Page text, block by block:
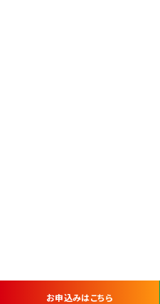
お申込みはこちら